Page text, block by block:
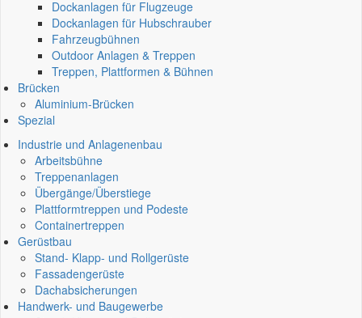
Dockanlagen für Flugzeuge
Dockanlagen für Hubschrauber
Fahrzeugbühnen
Outdoor Anlagen & Treppen
Treppen, Plattformen & Bühnen
Brücken
Aluminium-Brücken
Spezial
Industrie und Anlagenenbau
Arbeitsbühne
Treppenanlagen
Übergänge/Überstiege
Plattformtreppen und Podeste
Containertreppen
Gerüstbau
Stand- Klapp- und Rollgerüste
Fassadengerüste
Dachabsicherungen
Handwerk- und Baugewerbe